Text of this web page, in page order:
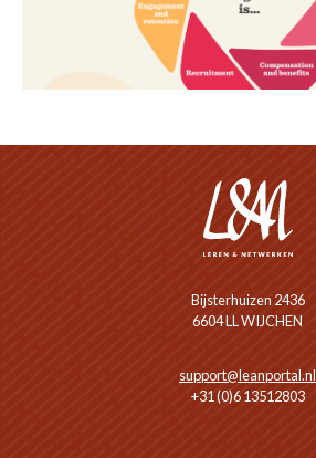
Bijsterhuizen 2436
6604 LL WIJCHEN
support@leanportal.nl
+31 (0)6 13512803